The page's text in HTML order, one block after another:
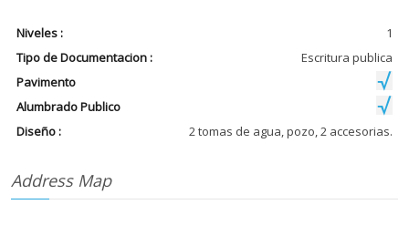
Niveles :
1
Tipo de Documentacion :
Escritura publica
Pavimento
Alumbrado Publico
Diseño :
2 tomas de agua, pozo, 2 accesorias.
Address Map